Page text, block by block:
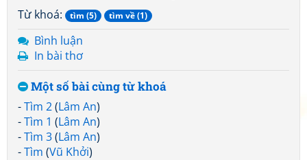
Từ khoá: tìm (5) tìm về (1)
Bình luận
In bài thơ
Một số bài cùng từ khoá
-Tìm 2(Lâm An)
-Tìm 1 (Lâm An)
-Tìm 3(Lâm An)
-Tìm (Vũ Khởi)